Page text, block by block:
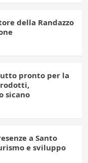
della Randazzo
pronto per la
sicano
a Santo
e sviluppo